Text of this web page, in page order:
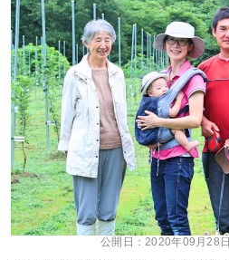
公開日：2020年09月28日